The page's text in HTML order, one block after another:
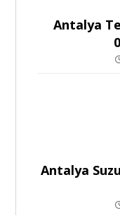
Antalya
Antalya